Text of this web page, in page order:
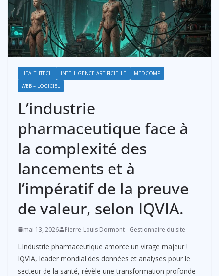
HEALTHTECH INTELLIGENCE ARTIFICIELLE
MEDCOMP
WEB – LOGICIEL
L’industrie
pharmaceutique face à
la complexité des
lancements et à
l’impératif de la preuve
de valeur, selon IQVIA.
mai 13, 2026 Pierre-Louis Dormont - Gestionnaire du site
L’industrie pharmaceutique amorce un virage majeur !
IQVIA, leader mondial des données et analyses pour le
secteur de la santé, révèle une transformation profonde